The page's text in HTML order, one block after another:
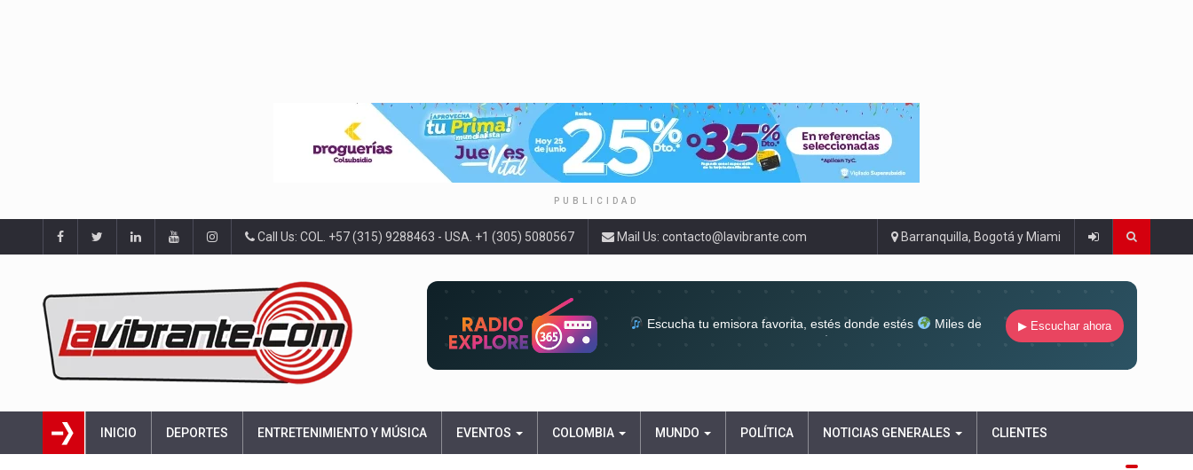
PUBLICIDAD
Call Us: COL. +57 (315) 9288463 - USA. +1 (305) 5080567 Mail Us: contacto@lavibrante.com Barranquilla, Bogotá y Miami
Escucha tu emisora favorita, estés donde estés
Miles de
▶ Escuchar ahora
INICIO DEPORTES ENTRETENIMIENTO Y MÚSICA EVENTOS COLOMBIA MUNDO POLÍTICA NOTICIAS GENERALES CLIENTES